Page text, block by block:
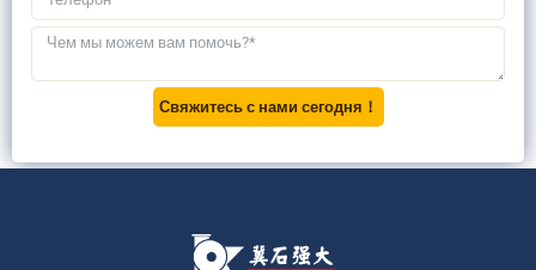
Свяжитесь с нами сегодня！